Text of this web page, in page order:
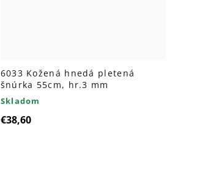
6033 Kožená hnedá pletená
šnúrka 55cm, hr.3 mm
Skladom
€38,60